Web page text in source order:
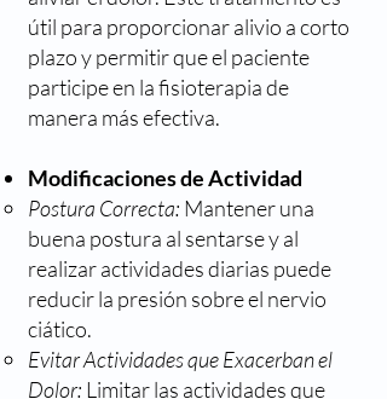
útil para proporcionar alivio a corto
plazo y permitir que el paciente
participe en la fisioterapia de
manera más efectiva.
Modificaciones de Actividad
Postura Correcta: Mantener una
buena postura al sentarse y al
realizar actividades diarias puede
reducir la presión sobre el nervio
ciático.
Evitar Actividades que Exacerban el
Dolor: Limitar las actividades que